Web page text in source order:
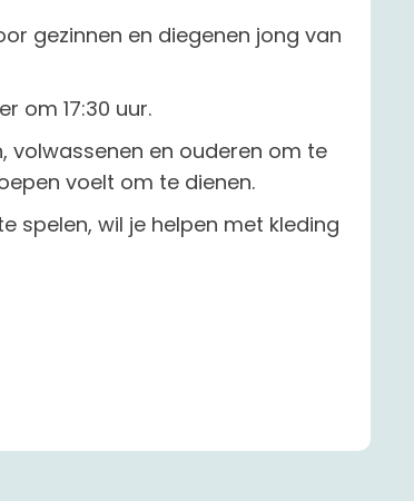
gezinnen en diegenen jong van
om 17:30 uur.
volwassenen en ouderen om te
voelt om te dienen.
spelen, wil je helpen met kleding